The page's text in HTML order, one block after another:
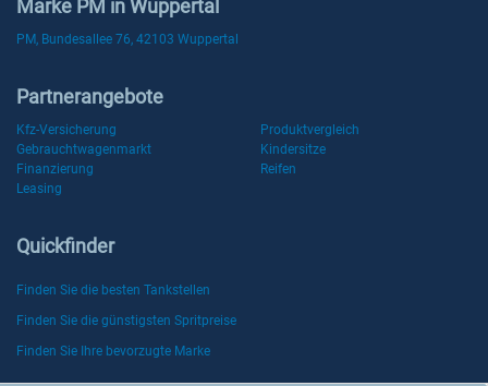
Marke PM in Wuppertal
PM, Bundesallee 76, 42103 Wuppertal
Partnerangebote
Kfz-Versicherung
Produktvergleich
Gebrauchtwagenmarkt
Kindersitze
Finanzierung
Reifen
Leasing
Quickfinder
Finden Sie die besten Tankstellen
Finden Sie die günstigsten Spritpreise
Finden Sie Ihre bevorzugte Marke